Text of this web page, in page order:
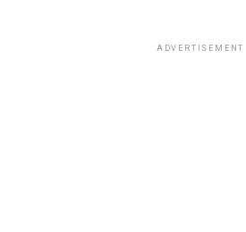
ADVERTISEMENT